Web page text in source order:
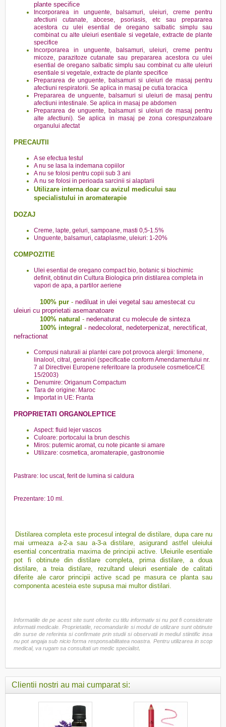
plante specifice
Incorporarea in unguente, balsamuri, uleiuri, creme pentru
afectiuni cutanate, abcese, psoriasis, etc sau prepararea
acestora cu ulei esential de oregano salbatic simplu sau
combinat cu alte uleiuri esentiale si vegetale, extracte de plante
specifice
Incorporarea in unguente, balsamuri, uleiuri, creme pentru
micoze, parazitoze cutanate sau prepararea acestora cu ulei
esential de oregano salbatic simplu sau combinat cu alte uleiuri
esentiale si vegetale, extracte de plante specifice
Prepararea de unguente, balsamuri si uleiuri de masaj pentru
afectiuni respiratorii. Se aplica in masaj pe cutia toracica
Prepararea de unguente, balsamuri si uleiuri de masaj pentru
afectiuni intestinale. Se aplica in masaj pe abdomen
Prepararea de unguente, balsamuri si uleiuri de masaj pentru
alte afectiuni). Se aplica in masaj pe zona corespunzatoare
organului afectat
PRECAUTII
A se efectua testul
A nu se lasa la indemana copiilor
A nu se folosi pentru copii sub 3 ani
A nu se folosi in perioada sarcinii si alaptarii
Utilizare interna doar cu avizul medicului sau
specialistului in aromaterapie
DOZAJ
Creme, lapte, geluri, sampoane, masti 0,5-1.5%
Unguente, balsamuri, cataplasme, uleiuri: 1-20%
COMPOZITIE
Ulei esential de oregano compact bio, botanic si biochimic
definit, obtinut din Cultura Biologica prin distilarea completa in
vapori de apa, a partilor aeriene
100% pur - nediluat in ulei vegetal sau amestecat cu
uleiuri cu proprietati asemanatoare
100% natural - nedenaturat cu molecule de sinteza
100% integral - nedecolorat, nedeterpenizat, nerectificat,
nefractionat
Compusi naturali ai plantei care pot provoca alergii: limonene,
linalool, citral, geraniol (specificatie conform Amendamentului nr.
7 al Directivei Europene referitoare la produsele cosmetice/CE
15/2003)
Denumire: Origanum Compactum
Tara de origine: Maroc
Importat in UE: Franta
PROPRIETATI ORGANOLEPTICE
Aspect: fluid lejer vascos
Culoare: portocalui la brun deschis
Miros: puternic aromat, cu note picante si amare
Utilizare: cosmetica, aromaterapie, gastronomie
Pastrare: loc uscat, ferit de lumina si caldura
Prezentare: 10 ml.
Distilarea completa este procesul integral de distilare, dupa care nu
mai urmeaza a-2-a sau a-3-a distilare, asigurand astfel uleiului
esential concentratia maxima de principii active. Uleiurile esentiale
pot fi obtinute din distilare completa, prima distilare, a doua
distilare, a treia distilare, rezultand uleiuri esentiale de calitati
diferite ale caror principii active scad pe masura ce planta sau
componenta acesteia este supusa mai multor distilari.
Informatiile de pe acest site sunt oferite cu titlu informativ si nu pot fi considerate
informatii medicale. Proprietatile, recomandarile si modul de utilizare sunt obtinute
din surse de referinta si confirmate prin studii si observatii in mediul stiintific insa
nu pot angaja sub nicio forma responsabilitatea noastra. Pentru utilizarea in scop
medical, va rugam sa consultati un medic specialist.
Clientii nostri au mai cumparat si: